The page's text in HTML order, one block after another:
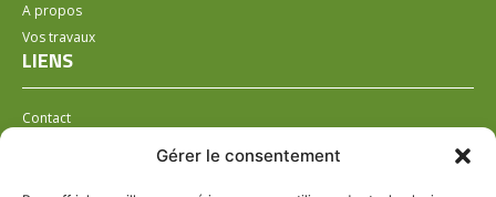
Gérer le consentement
A propos
Vos travaux
LIENS
Contact